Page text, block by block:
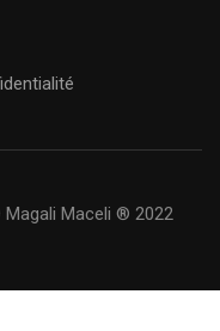
Maceli ® 2022